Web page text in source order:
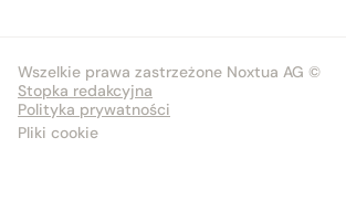
Wszelkie prawa zastrzeżone Noxtua AG ©
Stopka redakcyjna
Polityka prywatności
Pliki cookie